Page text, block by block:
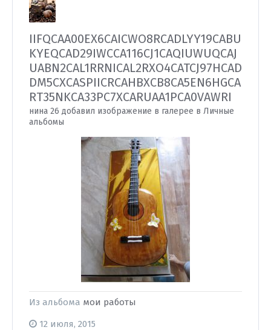
IIFQCAA00EX6CAICWO8RCADLYY19CABU
KYEQCAD29IWCCA116CJ1CAQIUWUQCAJ
UABN2CAL1RRNICAL2RXO4CATCJ97HCAD
DM5CXCASPIICRCAHBXCB8CA5EN6HGCA
RT35NKCA33PC7XCARUAA1PCA0VAWRI
нина 26 добавил изображение в галерее в Личные
альбомы
Из альбома мои работы
12 июля, 2015